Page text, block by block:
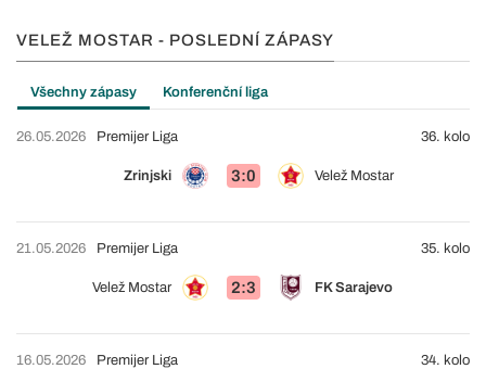
VELEŽ MOSTAR - POSLEDNÍ ZÁPASY
Všechny zápasy Konferenční liga
26.05.2026
Zrinjski 3:0 Velež Mostar
Premijer Liga 36. kolo
21.05.2026
Velež Mostar 2:3 FK Sarajevo
Premijer Liga 35. kolo
16.05.2026 Premijer Liga 34. kolo